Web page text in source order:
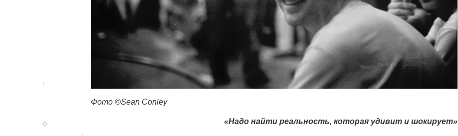
Фото ©Sean Conley
«Надо найти реальность, которая удивит и шокирует»